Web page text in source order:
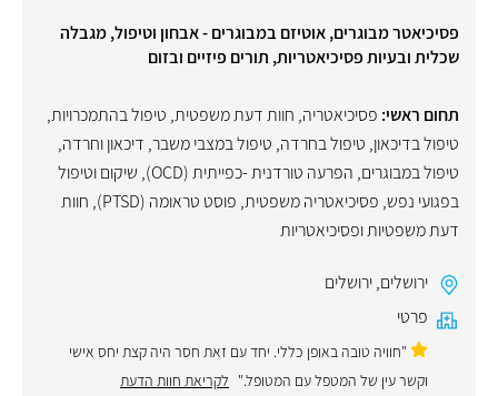
פסיכיאטר מבוגרים, אוטיזם במבוגרים - אבחון וטיפול, מגבלה
שכלית ובעיות פסיכיאטריות, תורים פיזיים ובזום
תחום ראשי: פסיכיאטריה, חוות דעת משפטית, טיפול בהתמכרויות,
טיפול בדיכאון, טיפול בחרדה, טיפול במצבי משבר, דיכאון וחרדה,
טיפול במבוגרים, הפרעה טורדנית -כפייתית (OCD) , שיקום וטיפול
בפגועי נפש, פסיכיאטריה משפטית, פוסט טראומה (PTSD) , חוות
דעת משפטיות ופסיכיאטריות
ירושלים,ירושלים
פרטי
"חוויה טובה באופן כללי. יחד עם זאת חסר היה קצת יחס אישי
וקשר עין של המטפל עם המטופל." לקריאת חוות הדעת